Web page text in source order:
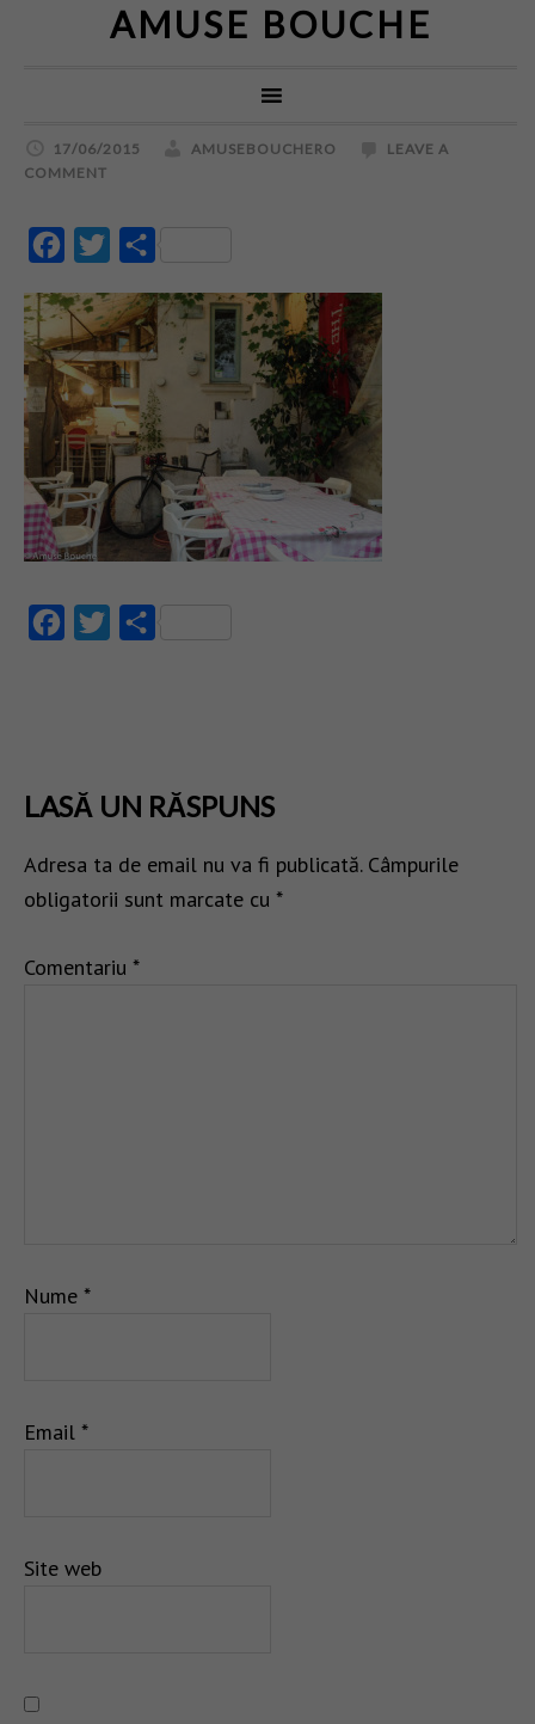
AMUSE BOUCHE
17/06/2015 AMUSEBOUCHERO
LEAVE A
COMMENT
FacebookTwitter
FacebookTwitter
LASĂ UN RĂSPUNS
Adresa ta de email nu va fi publicată. Câmpurile
obligatorii sunt marcate cu *
Comentariu *
Nume *
Email *
Site web